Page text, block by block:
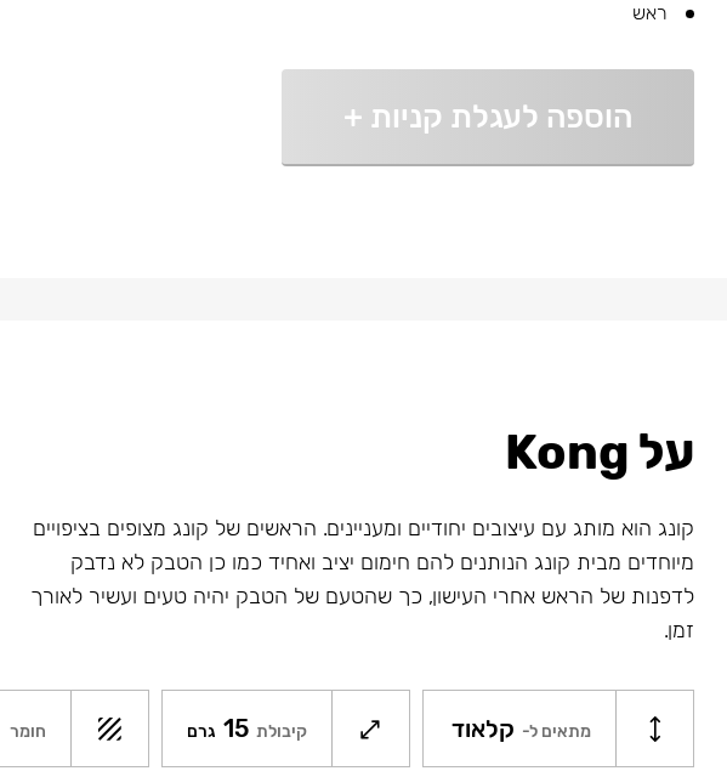
ראש
הוספה לעגלת קניות +
על Kong
קונג הוא מותג עם עיצובים יחודיים ומעניינים. הראשים של קונג מצופים בציפויים
מיוחדים מבית קונג הנותנים להם חימום יציב ואחיד כמו כן הטבק לא נדבק
לדפנות של הראש אחרי העישון, כך שהטעם של הטבק יהיה טעים ועשיר לאורך
זמן.
מתאים ל- קלאוד קיבולת 15 גרם חומר